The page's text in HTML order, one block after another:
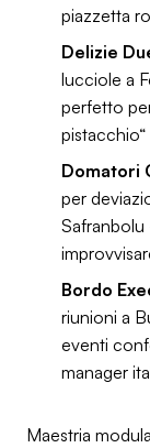
piazzetta
Delizie
lucciole a
perfetto
Domatori
per
Bordo
riunioni a
eventi
manager
Maestria